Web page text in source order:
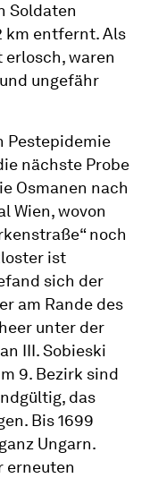
Soldaten
km entfernt. Als
erlosch, waren
ungefähr
Pestepidemie
nächste Probe
Osmanen nach
Wien, wovon
noch
ist
sich der
am Rande des
unter der
III. Sobieski
9. Bezirk sind
das
Bis 1699
Ungarn.
erneuten